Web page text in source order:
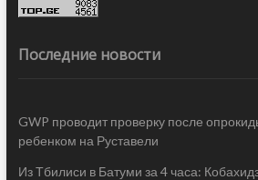
Последние новости
GWP проводит проверку после
ребенком на Руставели
Из Тбилиси в Батуми за 4 часа: